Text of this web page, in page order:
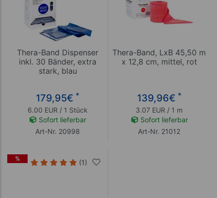
Thera-Band Dispenser
inkl. 30 Bänder, extra
stark, blau
179,95€ *
6.00 EUR / 1 Stück
Sofort lieferbar
Art-Nr. 20998
Thera-Band, LxB 45,50 m
x 12,8 cm, mittel, rot
139,96€ *
3.07 EUR / 1 m
Sofort lieferbar
Art-Nr. 21012
% (1)